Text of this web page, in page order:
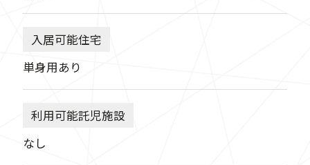
入居可能住宅
単身用あり
利用可能託児施設
なし